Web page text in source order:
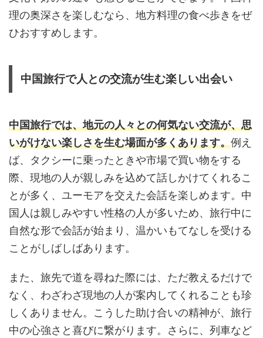
理の奥深さを楽しむなら、地方料理の食べ歩きをぜ
ひおすすめします。
中国旅行で人との交流が生む楽しい出会い
中国旅行では、地元の人々との何気ない交流が、思
いがけない楽しさを生む場面が多くあります。例え
ば、タクシーに乗ったときや市場で買い物をする
際、現地の人が親しみを込めて話しかけてくれるこ
とが多く、ユーモアを交えた会話を楽しめます。中
国人は親しみやすい性格の人が多いため、旅行中に
自然な形で会話が始まり、温かいもてなしを受ける
ことがしばしばあります。
また、旅先で道を尋ねた際には、ただ教えるだけで
なく、わざわざ現地の人が案内してくれることも珍
しくありません。こうした助け合いの精神が、旅行
中の心強さと喜びに繋がります。さらに、列車など